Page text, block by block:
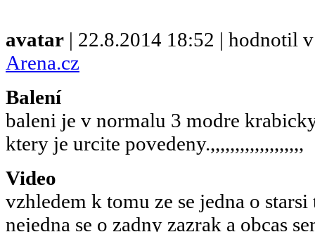
avatar | 22.8.2014 18:52 | hodnotil
Arena.cz
Balení
baleni je v normalu 3 modre
ktery je urcite povedeny.,,,,,,,,,,,,,,,,,,,
Video
vzhledem k tomu ze se jedna o
nejedna se o zadny zazrak a obcas